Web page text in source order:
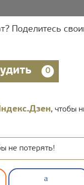
Поделитесь
0
, чтобы
не потерять!